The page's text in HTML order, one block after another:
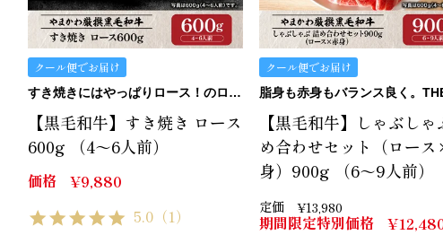
クール便でお届け
すき焼きにはやっぱりロース！のロースです。
【黒毛和牛】すき焼き ロース
600g （4～6人前）
価格 ¥9,880
5.0 （1）
クール便でお届け
【黒毛和牛】しゃぶしゃ
め合わせセット（ロー
身）900g （6～9人前）
定価 ¥13,980
期間限定特別価格 ¥